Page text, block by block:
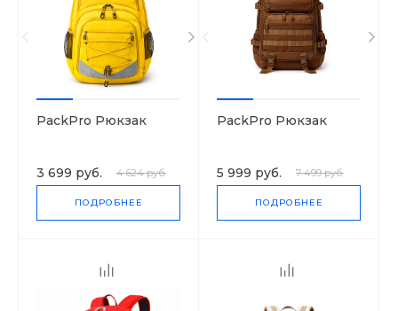
PackPro Рюкзак
3 699 руб. 4 624 руб.
ПОДРОБНЕЕ
PackPro Рюкзак
5 999 руб. 7 499 руб.
ПОДРОБНЕЕ